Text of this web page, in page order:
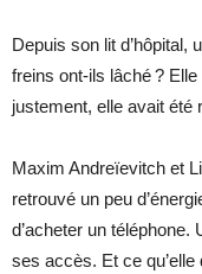
Depuis son lit d’hôpital,
freins ont-ils lâché ?
justement, elle avait été
Maxim Andreïevitch et
retrouvé un peu
d’acheter un téléphone.
ses accès. Et ce